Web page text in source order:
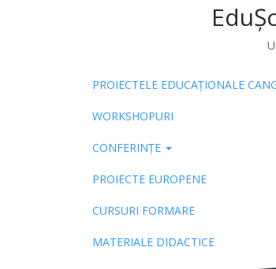
Pub
PROIECTELE EDUCAȚIONALE
WORKSHOPURI
CONFERINȚE
PROIECTE EUROPENE
CURSURI FORMARE
MATERIALE DIDACTICE